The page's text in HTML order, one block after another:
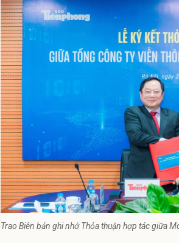
Trao Biên bản ghi nhớ Thỏa thuận hợp tác giữa